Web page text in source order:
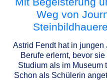
Weg von
Astrid Fendt hat in
Berufe erlernt, bevor
Studium als im Museum
Schon als Schülerin